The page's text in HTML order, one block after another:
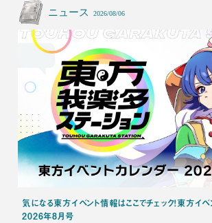
ニュース 2026/08/06
気になる東方イベント情報はここでチェック！東方イ
2026年8月号